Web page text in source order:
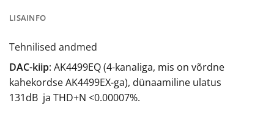
LISAINFO
Tehnilised andmed
DAC-kiip: AK4499EQ (4-kanaliga, mis on võrdne
kahekordse AK4499EX-ga), dünaamiline ulatus
131dB ja THD+N <0.00007%.